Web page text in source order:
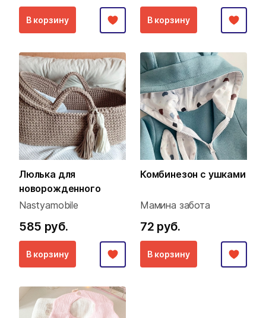
В корзину В корзину
Люлька для
новорожденного
Nastyamobile
585 руб.
В корзину
Комбинезон с ушками
Мамина забота
72 руб.
В корзину